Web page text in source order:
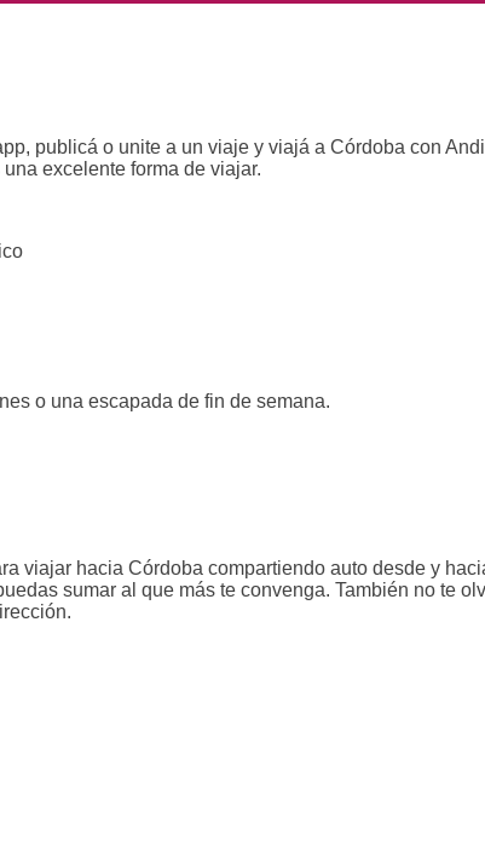
publicá o unite a un viaje y viajá a Córdoba con
excelente forma de viajar.
o una escapada de fin de semana.
viajar hacia Córdoba compartiendo auto desde y
sumar al que más te convenga. También no te